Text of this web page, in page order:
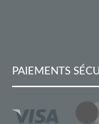
PAIEMENTS